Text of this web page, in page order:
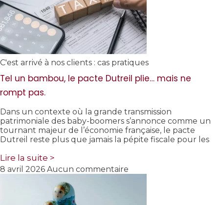
C'est arrivé à nos clients : cas pratiques
Tel un bambou, le pacte Dutreil plie… mais ne
rompt pas.
Dans un contexte où la grande transmission
patrimoniale des baby-boomers s’annonce comme un
tournant majeur de l’économie française, le pacte
Dutreil reste plus que jamais la pépite fiscale pour les
Lire la suite >
8 avril 2026 Aucun commentaire